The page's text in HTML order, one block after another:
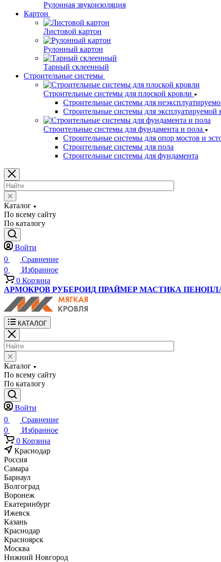
Рулонная звукоизоляция
Картон
Листовой картон
Рулонный картон
Тарный склеенный
Строительные системы
Строительные системы для плоской кровли
Строительные системы для
Строительные системы для эксплуатируемой
Строительные системы для фундамента и пола
Строительные системы для опор мостов и
Строительные системы для пола
Строительные системы для фундамента
Каталог
По всему сайту
По каталогу
Войти
0
Сравнение
0
Избранное
0 Корзина
АРМОКРОВ РУБЕРОИД ПРАЙМЕР МАСТИКА
КАТАЛОГ
Каталог
По всему сайту
По каталогу
Войти
0
Сравнение
0
Избранное
0 Корзина
Краснодар
Россия
Самара
Барнаул
Волгоград
Воронеж
Екатеринбург
Ижевск
Казань
Краснодар
Красноярск
Москва
Нижний Новгород